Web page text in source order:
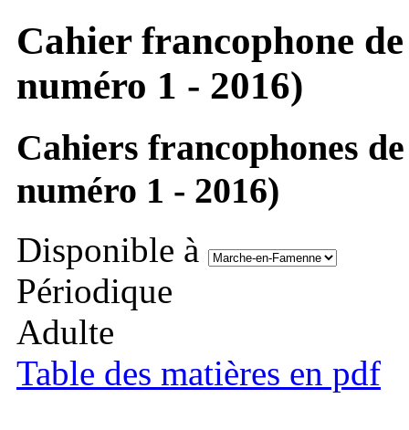
Cahier francophone
numéro 1 - 2016)
Cahiers francophones
numéro 1 - 2016)
Disponible à
Périodique
Adulte
Table des matières en pdf